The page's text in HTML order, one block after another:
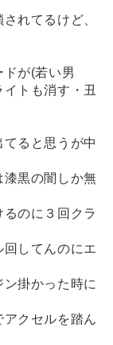
れてるけど、
が(若い男
トも消す・丑
てると思うが中
漆黒の闇しか無
のに３回クラ
してんのにエ
掛かった時に
クセルを踏ん